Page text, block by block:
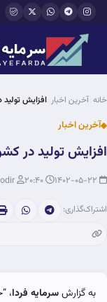
رفتن به محتوای اصلی
خانه آخرین اخبار افزایش تولید
آخرین اخبار
افزایش تولید در
اشتراک‌گذاری:
به گزارشسرمایه فردا،